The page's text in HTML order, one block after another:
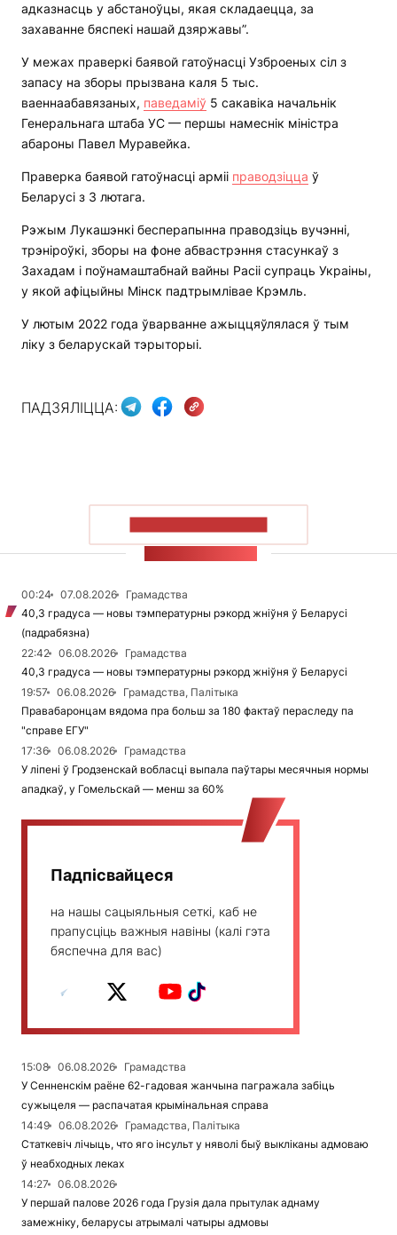
адказнасць у абстаноўцы, якая складаецца, за
захаванне бяспекі нашай дзяржавы”.
У межах праверкі баявой гатоўнасці Узброеных сіл з
запасу на зборы прызвана каля 5 тыс.
ваеннаабавязаных, паведаміў 5 сакавіка начальнік
Генеральнага штаба УС — першы намеснік міністра
абароны Павел Муравейка.
Праверка баявой гатоўнасці арміі праводзіцца ў
Беларусі з 3 лютага.
Рэжым Лукашэнкі бесперапынна праводзіць вучэнні,
трэніроўкі, зборы на фоне абвастрэння стасункаў з
Захадам і поўнамаштабнай вайны Расіі супраць Украіны,
у якой афіцыйны Мінск падтрымлівае Крэмль.
У лютым 2022 года ўварванне ажыццяўлялася ў тым
ліку з беларускай тэрыторыі.
ПАДЗЯЛІЦЦА:
00:24 07.08.2026
Грамадства
40,3 градуса — новы тэмпературны рэкорд жніўня ў Беларусі
(падрабязна)
22:42
06.08.2026
Грамадства
40,3 градуса — новы тэмпературны рэкорд жніўня ў Беларусі
19:57
06.08.2026
Грамадства, Палітыка
Правабаронцам вядома пра больш за 180 фактаў пераследу па
"справе ЕГУ"
17:36
06.08.2026
Грамадства
У ліпені ў Гродзенскай вобласці выпала паўтары месячныя нормы
ападкаў, у Гомельскай — менш за 60%
Падпісвайцеся
на нашы сацыяльныя сеткі, каб не
прапусціць важныя навіны (калі гэта
бяспечна для вас)
15:08 06.08.2026
Грамадства
У Сенненскім раёне 62-гадовая жанчына пагражала забіць
сужыцеля — распачатая крымінальная справа
14:49
06.08.2026
Грамадства, Палітыка
Статкевіч лічыць, что яго інсульт у няволі быў выкліканы адмоваю
ў неабходных леках
14:27
06.08.2026
У першай палове 2026 года Грузія дала прытулак аднаму
замежніку, беларусы атрымалі чатыры адмовы